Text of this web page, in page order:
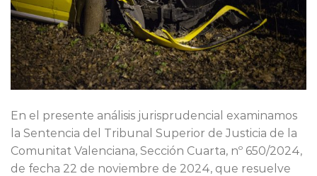
En el presente análisis jurisprudencial examinamos
la Sentencia del Tribunal Superior de Justicia de la
Comunitat Valenciana, Sección Cuarta, nº 650/2024,
de fecha 22 de noviembre de 2024, que resuelve